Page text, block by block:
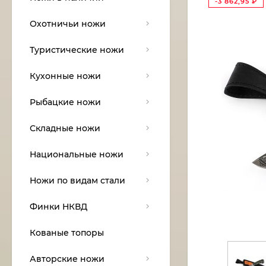
Охотничьи ножи
Туристические ножи
Кухонные ножи
Рыбацкие ножи
Складные ножи
Национальные ножи
Ножи по видам стали
Финки НКВД
Кованые топоры
Авторские ножи